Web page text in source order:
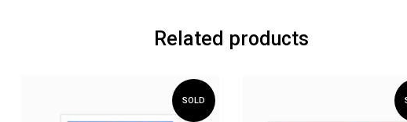
Related products
SOLD